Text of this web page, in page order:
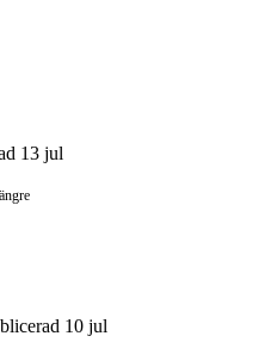
13 jul
10 jul